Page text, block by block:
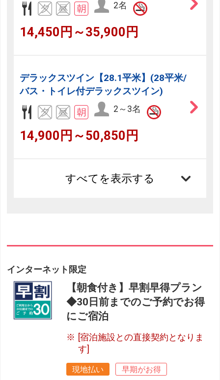
2名
14,450円～35,900円
デラックスツイン【28.1平米】(28平米/
バス・トイレ付デラックスツイン)
2～3名
14,900円～50,850円
すべてを表示する
インターネット限定
【朝食付き】早割早得プラン
◆30日前までのご予約でお得
にご宿泊
[宿泊施設との直接契約となりま
す]
現地払い 早期がお得